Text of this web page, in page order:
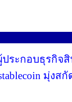
ระกอบธุรกิจ
มุ่งส